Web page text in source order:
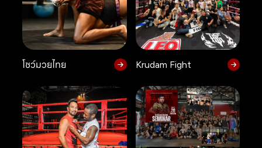
โชว์มวยไทย Krudam Fight